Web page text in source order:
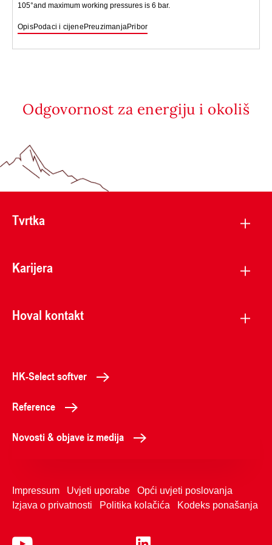
105°and maximum working pressures is 6 bar.
OpisPodaci i cijenePreuzimanjaPribor
Odgovornost za energiju i okoliš
Tvrtka
Karijera
Hoval kontakt
HK-Select softver
Reference
Novosti & objave iz medija
Impressum Uvjeti uporabe
Opći uvjeti poslovanja
Izjava o privatnosti
Politika kolačića Kodeks ponašanja